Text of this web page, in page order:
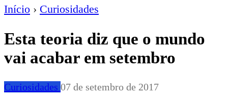
Início › Curiosidades
Esta teoria diz que o mundo
vai acabar em setembro
Curiosidades 07 de setembro de 2017